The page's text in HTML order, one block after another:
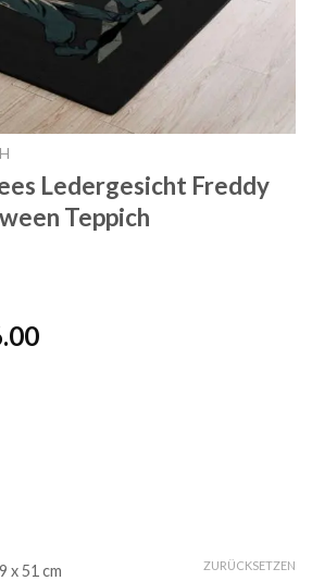
Ledergesicht Freddy
Teppich
Preisspanne:
x 51 cm
ZURÜCKSETZEN